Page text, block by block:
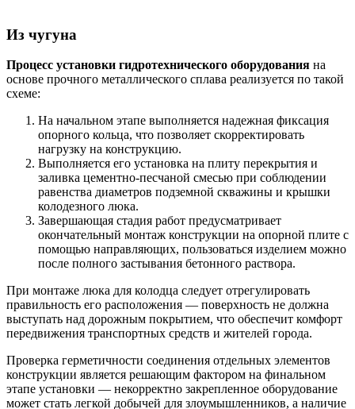
Из чугуна
Процесс установки гидротехнического оборудования на
основе прочного металлического сплава реализуется по такой
схеме:
На начальном этапе выполняется надежная фиксация
опорного кольца, что позволяет скорректировать
нагрузку на конструкцию.
Выполняется его установка на плиту перекрытия и
заливка цементно-песчаной смесью при соблюдении
равенства диаметров подземной скважины и крышки
колодезного люка.
Завершающая стадия работ предусматривает
окончательный монтаж конструкции на опорной плите с
помощью направляющих, пользоваться изделием можно
после полного застывания бетонного раствора.
При монтаже люка для колодца следует отрегулировать
правильность его расположения — поверхность не должна
выступать над дорожным покрытием, что обеспечит комфорт
передвижения транспортных средств и жителей города.
Проверка герметичности соединения отдельных элементов
конструкции является решающим фактором на финальном
этапе установки — некорректно закрепленное оборудование
может стать легкой добычей для злоумышленников, а наличие